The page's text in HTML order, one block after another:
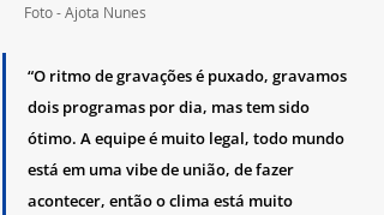
Foto - Ajota Nunes
“O ritmo de gravações é puxado, gravamos
dois programas por dia, mas tem sido
ótimo. A equipe é muito legal, todo mundo
está em uma vibe de união, de fazer
acontecer, então o clima está muito